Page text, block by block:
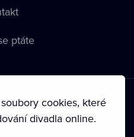
ptáte
cookies, které
divadla online.